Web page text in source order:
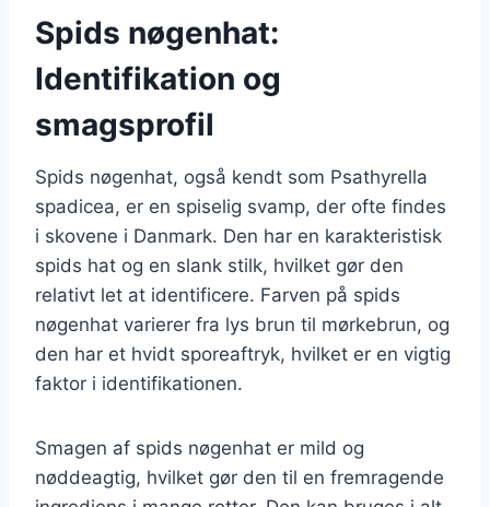
Spids nøgenhat:
Identifikation og
smagsprofil
Spids nøgenhat, også kendt som Psathyrella
spadicea, er en spiselig svamp, der ofte findes
i skovene i Danmark. Den har en karakteristisk
spids hat og en slank stilk, hvilket gør den
relativt let at identificere. Farven på spids
nøgenhat varierer fra lys brun til mørkebrun, og
den har et hvidt sporeaftryk, hvilket er en vigtig
faktor i identifikationen.
Smagen af spids nøgenhat er mild og
nøddeagtig, hvilket gør den til en fremragende